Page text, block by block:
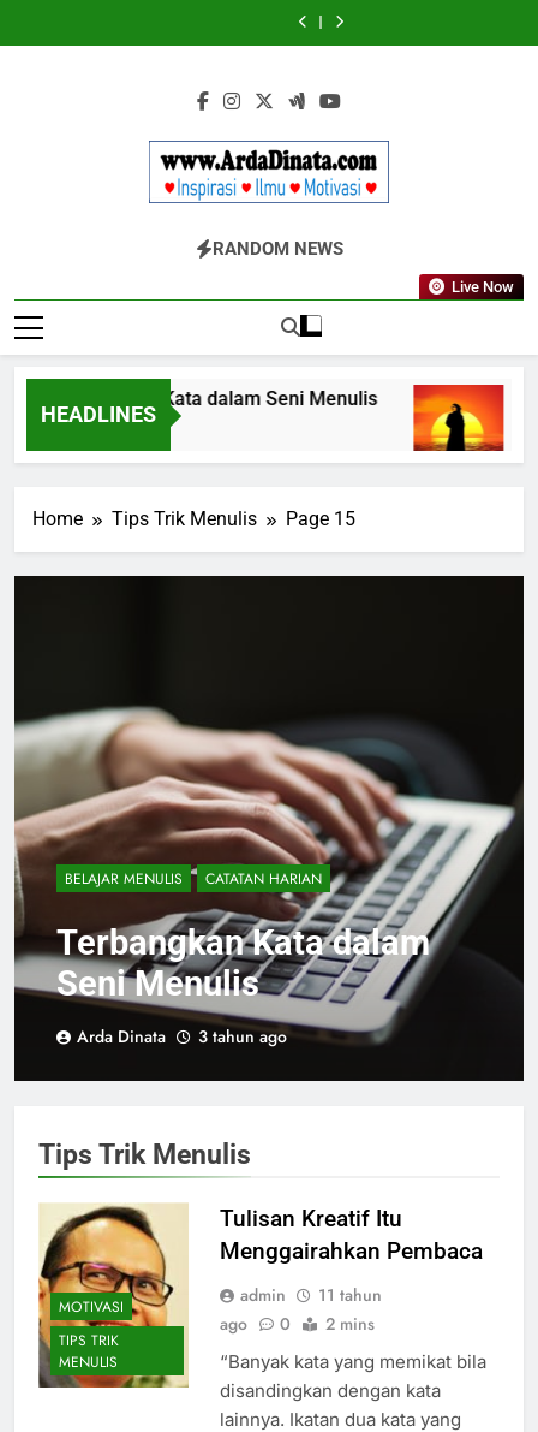
to
Kekinian
EFEKTA
English
for
Adults
Wajib
Diketahui
Kekinian
di
EFEKTA
English
for
Adults
BERDAYA
Inspirasi, Ilmu, Dan Motivasi
RANDOM NEWS
Live Now
HEADLINES
Terbangkan Kata dalam Seni Menulis
3 Tahun Ago
Home Tips Trik Menulis Page 15
BELAJAR MENULIS CATATAN HARIAN
Terbangkan Kata dalam
Seni Menulis
Arda Dinata 3 tahun ago
Tips Trik Menulis
MOTIVASI
TIPS TRIK
MENULIS
Tulisan Kreatif Itu
Menggairahkan Pembaca
admin
11 tahun
ago
0 2 mins
“Banyak kata yang memikat bila
disandingkan dengan kata
lainnya. Ikatan dua kata yang